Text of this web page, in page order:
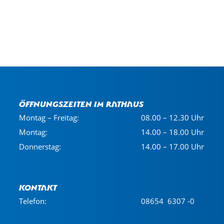
Öffnungszeiten im Rathaus
Montag – Freitag:
08.00 – 12.30 Uhr
Montag:
14.00 – 18.00 Uhr
Donnerstag:
14.00 – 17.00 Uhr
Kontakt
Telefon: 08654 6307 -0